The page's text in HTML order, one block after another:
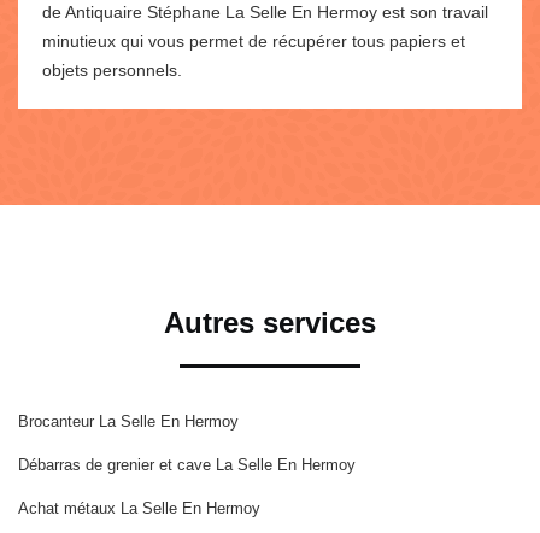
de Antiquaire Stéphane La Selle En Hermoy est son travail
minutieux qui vous permet de récupérer tous papiers et
objets personnels.
Autres services
Brocanteur La Selle En Hermoy
Débarras de grenier et cave La Selle En Hermoy
Achat métaux La Selle En Hermoy